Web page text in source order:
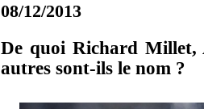
08/12/2013
De quoi Richard Millet,
autres sont-ils le nom ?